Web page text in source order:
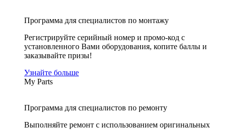
Программа для специалистов по монтажу
Регистрируйте серийный номер и промо-код с
установленного Вами оборудования, копите баллы и
заказывайте призы!
Узнайте больше
My Parts
Программа для специалистов по ремонту
Выполняйте ремонт с использованием оригинальных